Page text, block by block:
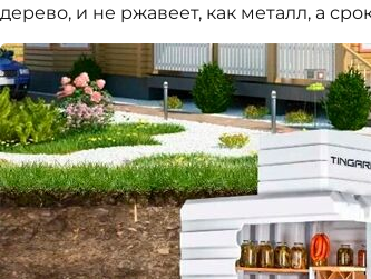
дерево, и не ржавеет, как металл, а